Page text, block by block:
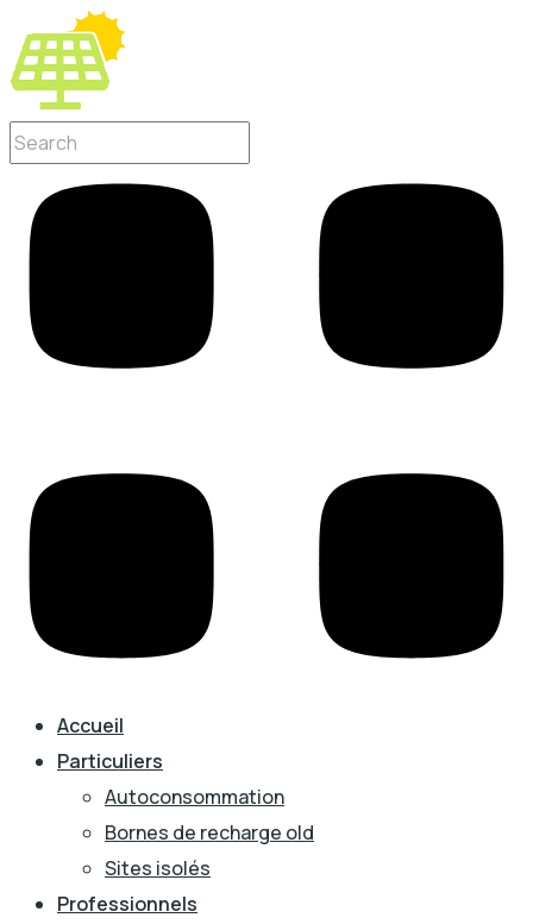
Accueil
Particuliers
Autoconsommation
Bornes de recharge old
Sites isolés
Professionnels